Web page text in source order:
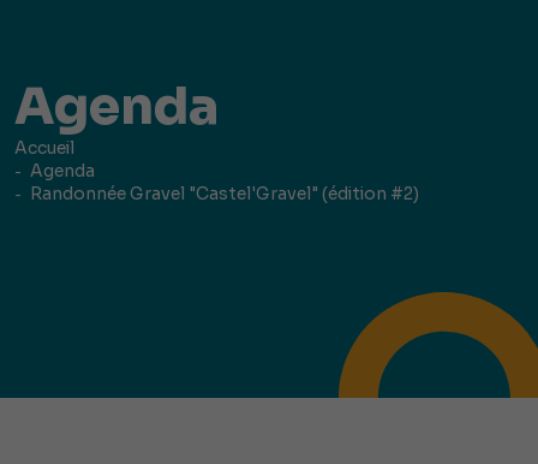
Agenda
Accueil
Agenda
Randonnée Gravel "Castel'Gravel" (édition #2)